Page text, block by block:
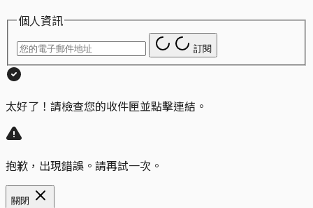
個人資訊
訂閱
太好了！請檢查您的收件匣並點擊連結。
抱歉，出現錯誤。請再試一次。
關閉